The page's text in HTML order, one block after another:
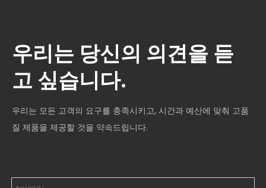
우리는 당신의 의견을 듣
고 싶습니다.
우리는 모든 고객의 요구를 충족시키고, 시간과 예산에 맞춰 고품
질 제품을 제공할 것을 약속드립니다.